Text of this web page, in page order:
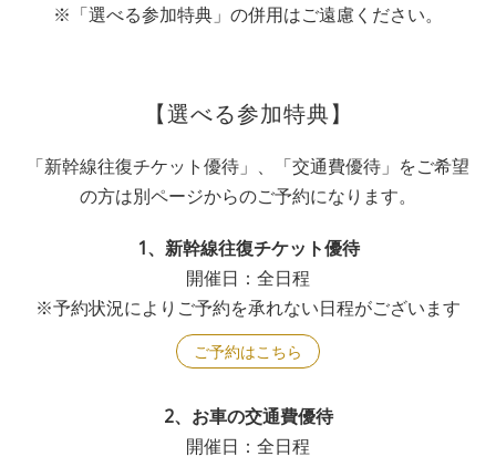
※「選べる参加特典」の併用はご遠慮ください。
【選べる参加特典】
「新幹線往復チケット優待」、「交通費優待」をご希望
の方は別ページからのご予約になります。
1、新幹線往復チケット優待
開催日：全日程
※予約状況によりご予約を承れない日程がございます
ご予約はこちら
2、お車の交通費優待
開催日：全日程